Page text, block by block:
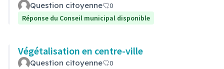
Question citoyenne
0
Réponse du Conseil municipal disponible
Végétalisation en centre-ville
Question citoyenne
0